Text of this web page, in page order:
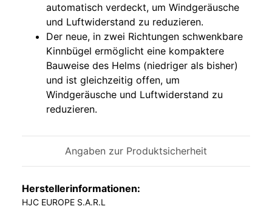
automatisch verdeckt, um Windgeräusche
und Luftwiderstand zu reduzieren.
Der neue, in zwei Richtungen schwenkbare
Kinnbügel ermöglicht eine kompaktere
Bauweise des Helms (niedriger als bisher)
und ist gleichzeitig offen, um
Windgeräusche und Luftwiderstand zu
reduzieren.
Angaben zur Produktsicherheit
Herstellerinformationen:
HJC EUROPE S.A.R.L